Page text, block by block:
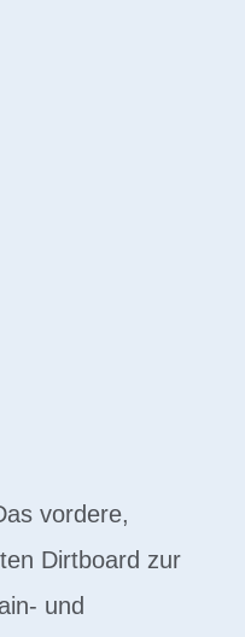
vordere,
Dirtboard zur
und